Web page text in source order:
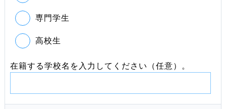
専門学生
高校生
在籍する学校名を入力してください（任意）。